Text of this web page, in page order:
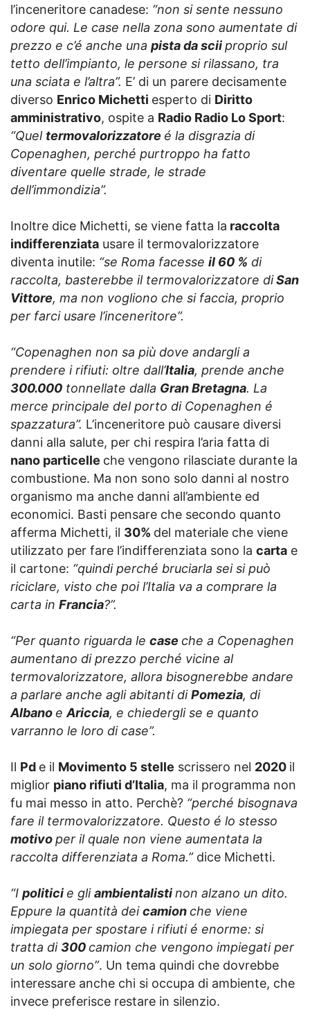
l’inceneritore canadese: “non si sente nessuno
odore qui. Le case nella zona sono aumentate di
prezzo e c’é anche una pista da sciiproprio sul
tetto dell’impianto, le persone si rilassano, tra
una sciata e l’altra”. E’ di un parere decisamente
diverso Enrico Michetti esperto di Diritto
amministrativo, ospite a Radio Radio Lo Sport:
“Quel termovalorizzatore é la disgrazia di
Copenaghen, perché purtroppo ha fatto
diventare quelle strade, le strade
dell’immondizia”.
Inoltre dice Michetti, se viene fatta la raccolta
indifferenziata usare il termovalorizzatore
diventa inutile: “se Roma facesse il 60 % di
raccolta, basterebbe il termovalorizzatore diSan
Vittore, ma non vogliono che si faccia, proprio
per farci usare l’inceneritore”.
“Copenaghen non sa più dove andargli a
prendere i rifiuti: oltre dall’Italia, prende anche
300.000 tonnellate dalla Gran Bretagna. La
merce principale del porto di Copenaghen é
spazzatura”. L’inceneritore può causare diversi
danni alla salute, per chi respira l’aria fatta di
nano particelle che vengono rilasciate durante la
combustione. Ma non sono solo danni al nostro
organismo ma anche danni all’ambiente ed
economici. Basti pensare che secondo quanto
afferma Michetti, il 30% del materiale che viene
utilizzato per fare l’indifferenziata sono la carta e
il cartone: “quindi perché bruciarla sei si può
riciclare, visto che poi l’Italia va a comprare la
carta in Francia?”.
“Per quanto riguarda le case che a Copenaghen
aumentano di prezzo perché vicine al
termovalorizzatore, allora bisognerebbe andare
a parlare anche agli abitanti diPomezia, di
AlbanoeAriccia, e chiedergli se e quanto
varranno le loro di case”.
Il Pd e il Movimento 5 stelle scrissero nel 2020 il
miglior piano rifiuti d’Italia, ma il programma non
fu mai messo in atto. Perchè? “perché bisognava
fare il termovalorizzatore. Questo é lo stesso
motivoper il quale non viene aumentata la
raccolta differenziata a Roma.” dice Michetti.
“I politicie gliambientalistinon alzano un dito.
Eppure la quantità deicamionche viene
impiegata per spostare i rifiuti é enorme: si
tratta di300camion che vengono impiegati per
un solo giorno”. Un tema quindi che dovrebbe
interessare anche chi si occupa di ambiente, che
invece preferisce restare in silenzio.